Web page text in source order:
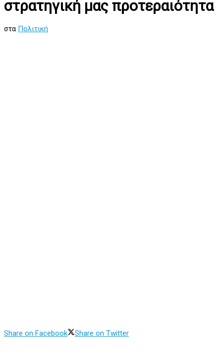
στρατηγική μας προτεραιότητα
στα Πολιτική
Share on Facebook Share on Twitter